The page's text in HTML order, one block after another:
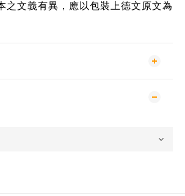
之文義有異，應以包裝上德文原文為